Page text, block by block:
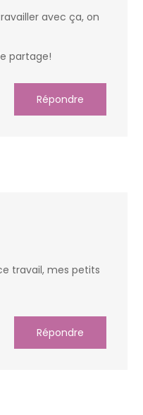
avec ça, on
partage!
Répondre
travail, mes petits
Répondre